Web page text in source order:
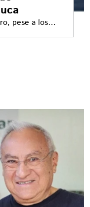
pese a los